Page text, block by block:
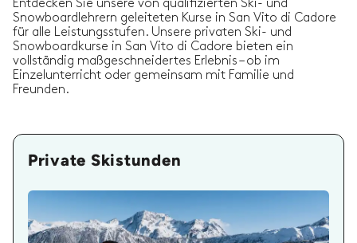
Entdecken Sie unsere von qualifizierten Ski- und
Snowboardlehrern geleiteten Kurse in San Vito di Cadore
für alle Leistungsstufen. Unsere privaten Ski- und
Snowboardkurse in San Vito di Cadore bieten ein
vollständig maßgeschneidertes Erlebnis – ob im
Einzelunterricht oder gemeinsam mit Familie und
Freunden.
Private Skistunden